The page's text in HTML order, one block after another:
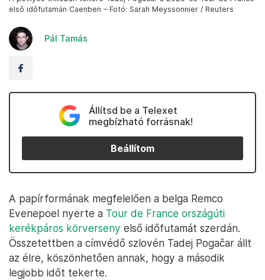
első időfutamán Caenben – Fotó: Sarah Meyssonnier / Reuters
Pál Tamás
Állítsd be a Telexet
megbízható forrásnak!
Beállítom
A papírformának megfelelően a belga Remco
Evenepoel nyerte a Tour de France országúti
kerékpáros körverseny első időfutamát szerdán.
Összetettben a címvédő szlovén Tadej Pogačar állt
az élre, köszönhetően annak, hogy a második
legjobb időt tekerte.